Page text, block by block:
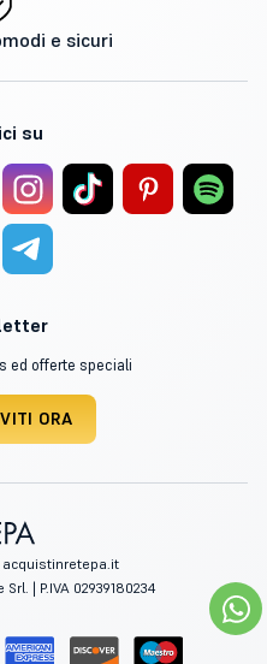
e sicuri
su
ed offerte speciali
ORA
| P.IVA 02939180234